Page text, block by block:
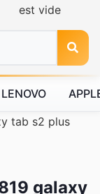
est vide
LENOVO
tab s2 plus
galaxy